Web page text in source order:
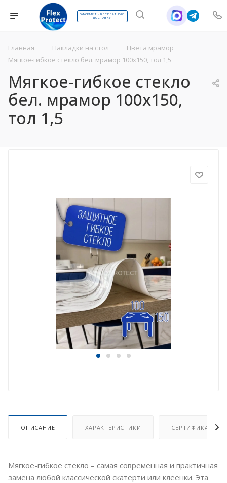
ОФОРМИТЬ БЕСПЛАТНУЮ
ДОСТАВКУ
Главная — Накладки на стол — Цвета мрамор —
Мягкое-гибкое стекло бел. мрамор 100х150, тол 1,5
Мягкое-гибкое стекло
бел. мрамор 100х150,
тол 1,5
ОПИСАНИЕ ХАРАКТЕРИСТИКИ СЕРТИФИКАТ
Мягкое-гибкое стекло – самая современная и практичная
замена любой классической скатерти или клеенки. Эта